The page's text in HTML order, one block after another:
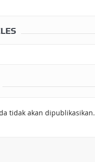
tidak akan dipublikasikan.